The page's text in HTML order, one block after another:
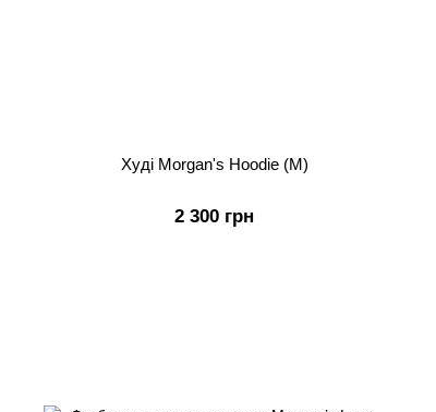
Худі Morgan's Hoodie (M)
2 300 грн